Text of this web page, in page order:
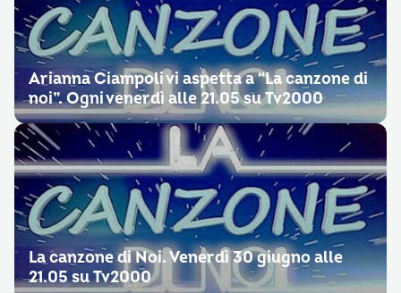
Arianna Ciampoli vi aspetta a “La canzone di
noi”. Ogni venerdì alle 21.05 su Tv2000
La canzone di Noi. Venerdì 30 giugno alle
21.05 su Tv2000